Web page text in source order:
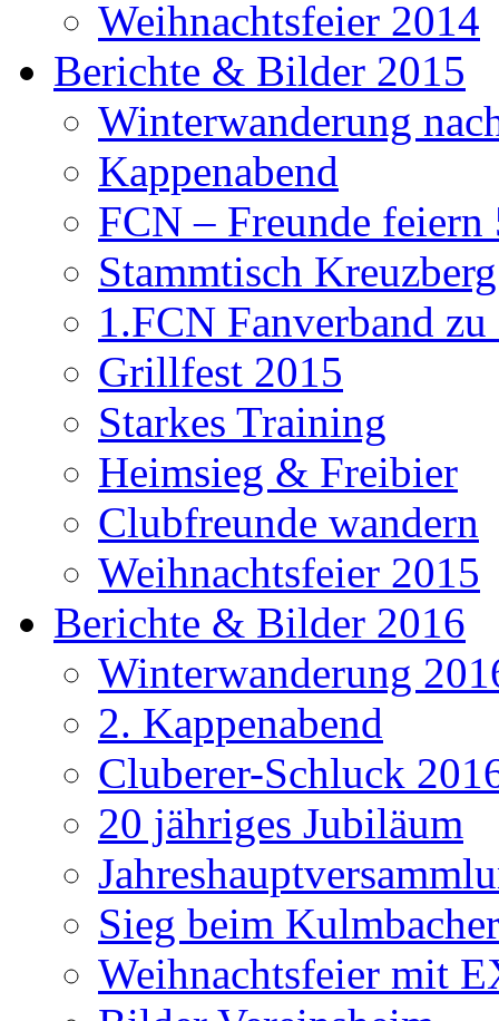
Weihnachtsfeier 2014
Berichte & Bilder 2015
Winterwanderung
Kappenabend
FCN – Freunde feiern
Stammtisch Kreuzberg
1.FCN Fanverband
Grillfest 2015
Starkes Training
Heimsieg & Freibier
Clubfreunde wandern
Weihnachtsfeier 2015
Berichte & Bilder 2016
Winterwanderung
2. Kappenabend
Cluberer-Schluck
20 jähriges Jubiläum
Sieg beim
Weihnachtsfeier mit